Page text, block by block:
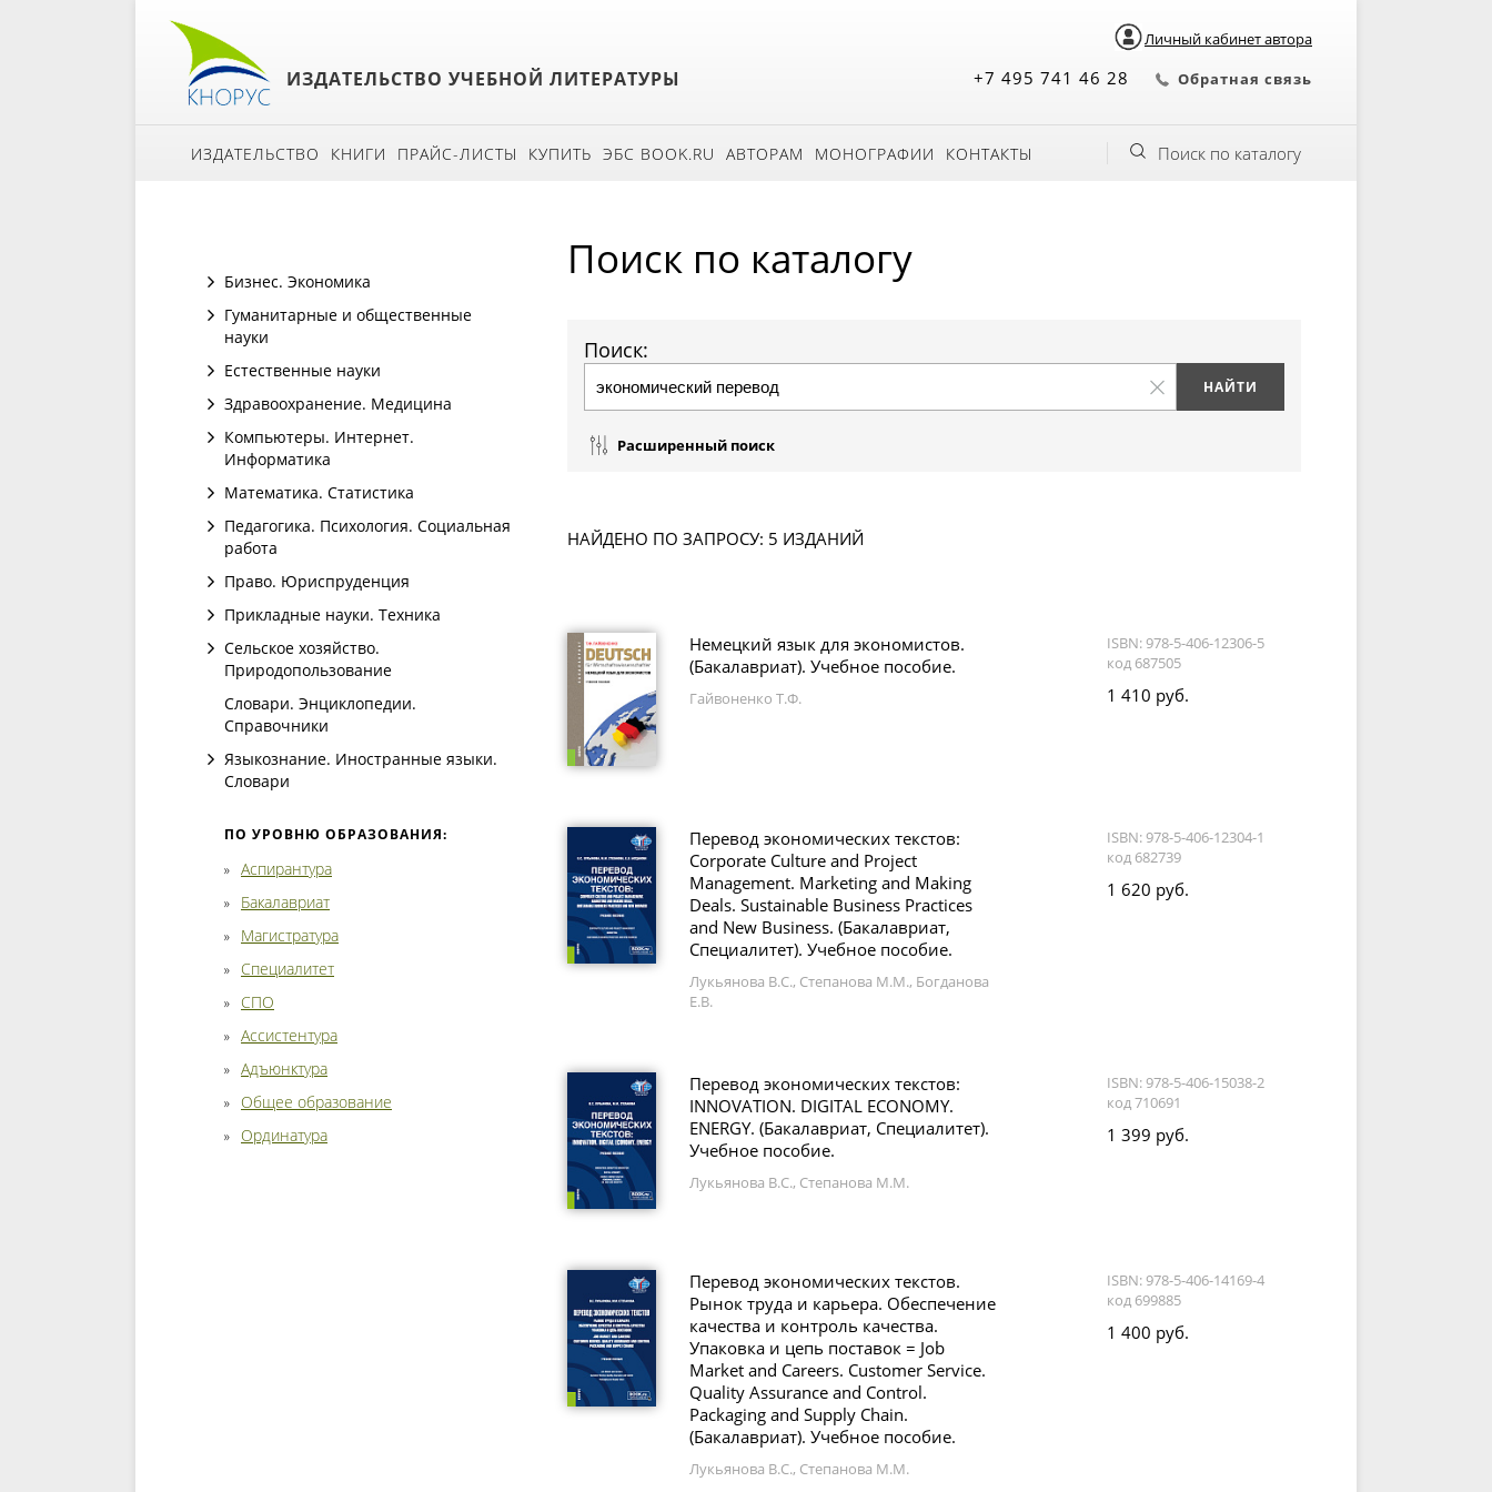
Личный кабинет автора
ИЗДАТЕЛЬСТВО УЧЕБНОЙ ЛИТЕРАТУРЫ +7 495 741 46 28 Обратная связь
ИЗДАТЕЛЬСТВО КНИГИ ПРАЙС-ЛИСТЫ КУПИТЬ ЭБС BOOK.RU АВТОРАМ МОНОГРАФИИ КОНТАКТЫ Поиск по каталогу
Бизнес. Экономика
Гуманитарные и общественные
науки
Естественные науки
Здравоохранение. Медицина
Компьютеры. Интернет.
Информатика
Математика. Статистика
Педагогика. Психология. Социальная
работа
Право. Юриспруденция
Прикладные науки. Техника
Сельское хозяйство.
Природопользование
Словари. Энциклопедии.
Справочники
Языкознание. Иностранные языки.
Словари
ПО УРОВНЮ ОБРАЗОВАНИЯ:
Аспирантура
Бакалавриат
Магистратура
Специалитет
СПО
Ассистентура
Адъюнктура
Общее образование
Ординатура
Поиск по каталогу
Поиск:
Расширенный поиск
НАЙДЕНО ПО ЗАПРОСУ: 5 ИЗДАНИЙ
Немецкий язык для экономистов.
(Бакалавриат). Учебное пособие.
Гайвоненко Т.Ф.
ISBN: 978-5-406-12306-5
код 687505
1 410 руб.
Перевод экономических текстов:
Corporate Culture and Project
Management. Marketing and Making
Deals. Sustainable Business Practices
and New Business. (Бакалавриат,
Специалитет). Учебное пособие.
Лукьянова В.С., Степанова М.М., Богданова
Е.В.
ISBN: 978-5-406-12304-1
код 682739
1 620 руб.
Перевод экономических текстов:
INNOVATION. DIGITAL ECONOMY.
ENERGY. (Бакалавриат, Специалитет).
Учебное пособие.
Лукьянова В.С., Степанова М.М.
ISBN: 978-5-406-15038-2
код 710691
1 399 руб.
Перевод экономических текстов.
Рынок труда и карьера. Обеспечение
качества и контроль качества.
Упаковка и цепь поставок = Job
Market and Careers. Customer Service.
Quality Assurance and Control.
Packaging and Supply Chain.
(Бакалавриат). Учебное пособие.
Лукьянова В.С., Степанова М.М.
ISBN: 978-5-406-14169-4
код 699885
1 400 руб.